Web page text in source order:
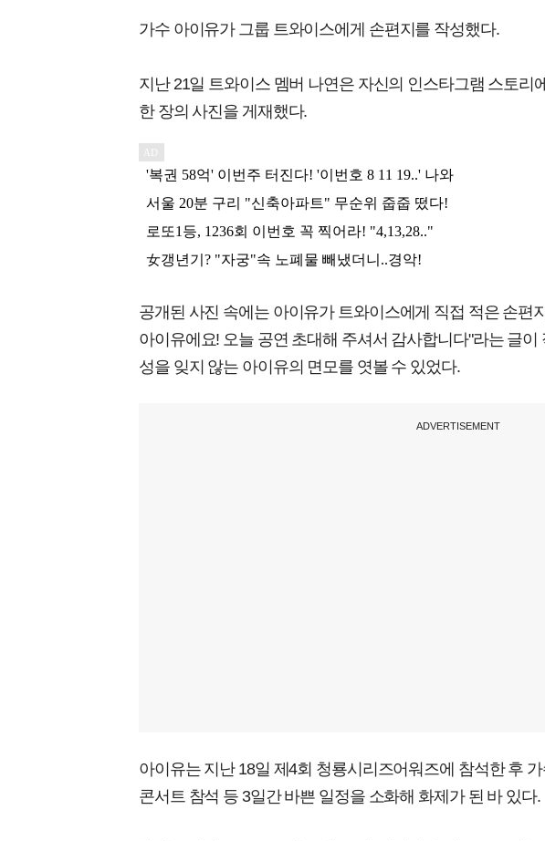
가수 아이유가 그룹 트와이스에게 손편지를 작성했다.
지난 21일 트와이스 멤버 나연은 자신의 인스타그램 스토리
한 장의 사진을 게재했다.
공개된 사진 속에는 아이유가 트와이스에게 직접 적은 손편
아이유에요! 오늘 공연 초대해 주셔서 감사합니다"라는 글
성을 잊지 않는 아이유의 면모를 엿볼 수 있었다.
ADVERTISEMENT
아이유는 지난 18일 제4회 청룡시리즈어워즈에 참석한 후
콘서트 참석 등 3일간 바쁜 일정을 소화해 화제가 된 바 있다.